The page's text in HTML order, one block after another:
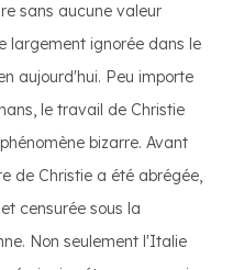
sans aucune valeur
largement ignorée dans le
aujourd'hui. Peu importe
le travail de Christie
bizarre. Avant
de Christie a été abrégée,
censurée sous la
Non seulement l'Italie